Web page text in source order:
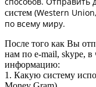
систем (Western
по всему миру.
После того как Вы
нам по e-mail, skype,
информацию:
1. Какую систему